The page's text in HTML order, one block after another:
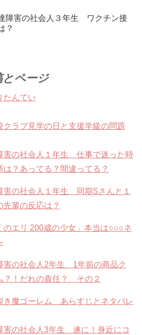
障害の社会人３年生 ワクチン接
？
とページ
たんてい
クラブ見学の日と支援学級の問題
害の社会人１年生 仕事で迷った時
は？あってる？間違ってる？
害の社会人１年生 同期Sさんと１
先輩の反応は？
のエリ 200歳の少女」本当は○○○ネ
害の社会人2年生 1年前の商品ク
？！だれの責任？ その２
き魔ゴーレム あらすじとネタバレ
害の社会人3年生 遂に！身近にコ